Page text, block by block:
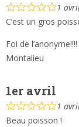
1
C’est un gros
Foi de l’anonyme!!!!
Montalieu
1er avril
1
Beau poisson !